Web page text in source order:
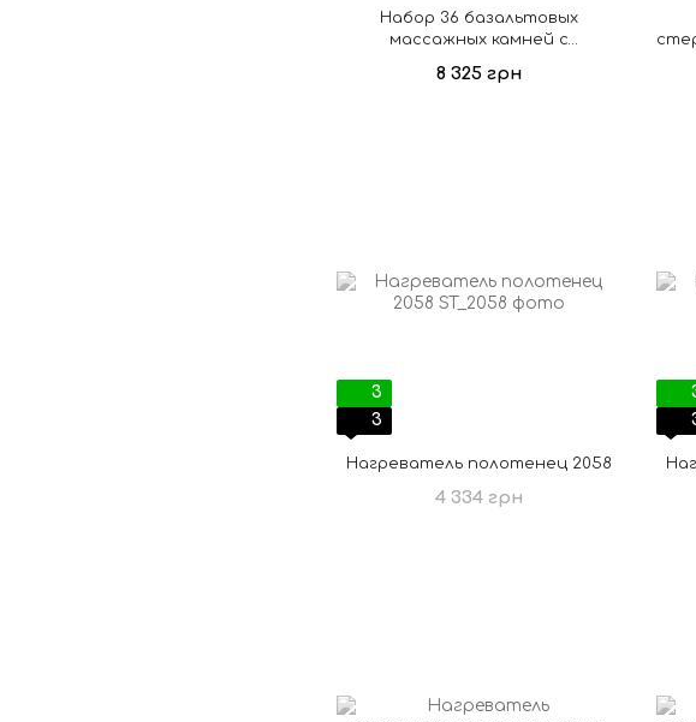
Набор 36 базальтовых
массажных камней с
8 325 грн
3
3
Нагреватель полотенец 2058
4 334 грн